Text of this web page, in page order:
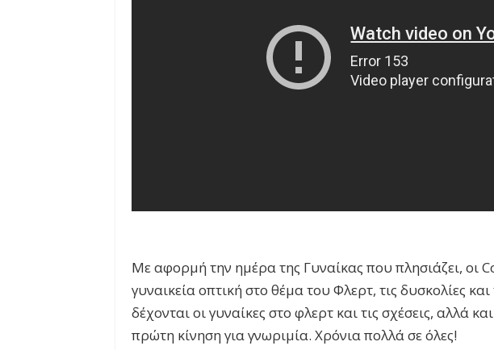
Με αφορμή την ημέρα της Γυναίκας που πλησιάζει, οι
γυναικεία οπτική στο θέμα του Φλερτ, τις δυσκολίες
δέχονται οι γυναίκες στο φλερτ και τις σχέσεις, αλλά
πρώτη κίνηση για γνωριμία. Χρόνια πολλά σε όλες!